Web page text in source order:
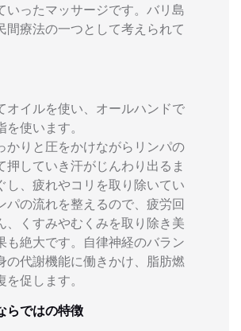
いったマッサージです。バリ島
間療法の一つとして考えられて
オイルを使い、オールハンドで
使います。
かりと圧をかけながらリンパの
押していき汗がじんわり出るま
し、疲れやコリを取り除いてい
パの流れを整えるので、疲労回
、くすみやむくみを取り除き美
も絶大です。自律神経のバラン
の代謝機能に働きかけ、脂肪燃
促します。
らではの特徴